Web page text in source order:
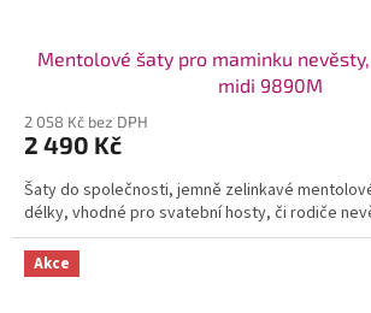
Mentolové šaty pro maminku
midi 9890M
2 058 Kč bez DPH
2 490 Kč
Šaty do společnosti, jemně zelinkavé
délky, vhodné pro svatební hosty, či rodiče
Akce